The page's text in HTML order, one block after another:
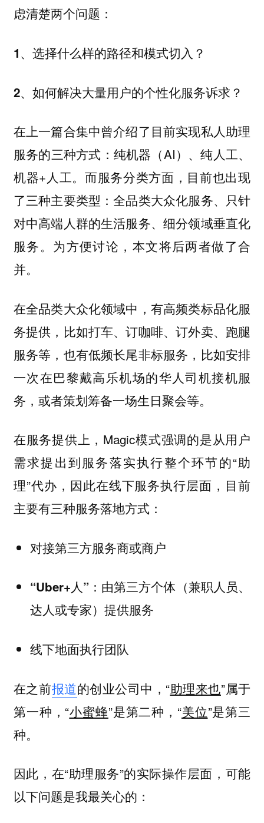
虑清楚两个问题：
1、选择什么样的路径和模式切入？
2、如何解决大量用户的个性化服务诉求？
在上一篇合集中曾介绍了目前实现私人助理
服务的三种方式：纯机器（AI）、纯人工、
机器+人工。而服务分类方面，目前也出现
了三种主要类型：全品类大众化服务、只针
对中高端人群的生活服务、细分领域垂直化
服务。为方便讨论，本文将后两者做了合
并。
在全品类大众化领域中，有高频类标品化服
务提供，比如打车、订咖啡、订外卖、跑腿
服务等，也有低频长尾非标服务，比如安排
一次在巴黎戴高乐机场的华人司机接机服
务，或者策划筹备一场生日聚会等。
在服务提供上，Magic模式强调的是从用户
需求提出到服务落实执行整个环节的“助
理”代办，因此在线下服务执行层面，目前
主要有三种服务落地方式：
对接第三方服务商或商户
“Uber+人”：由第三方个体（兼职人员、
达人或专家）提供服务
线下地面执行团队
在之前报道的创业公司中，“助理来也”属于
第一种，“小蜜蜂”是第二种，“美位”是第三
种。
因此，在“助理服务”的实际操作层面，可能
以下问题是我最关心的：